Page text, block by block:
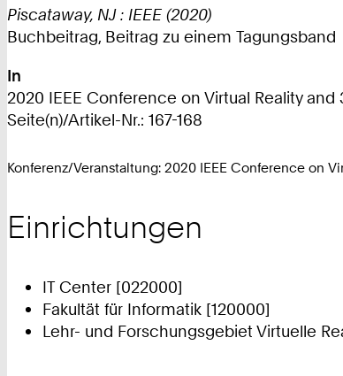
Piscataway, NJ : IEEE (2020)
Buchbeitrag, Beitrag zu einem Tagungsband
In
2020 IEEE Conference on Virtual Reality
Seite(n)/Artikel-Nr.: 167-168
Konferenz/Veranstaltung: 2020 IEEE Conference on
Einrichtungen
IT Center [022000]
Fakultät für Informatik [120000]
Lehr- und Forschungsgebiet Virtuelle